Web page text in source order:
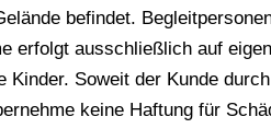
befindet.
erfolgt ausschließlich auf
Soweit der Kunde
keine Haftung für